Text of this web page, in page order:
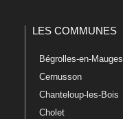
LES COMMUNES
Bégrolles-en-Mauges
Cernusson
Chanteloup-les-Bois
Cholet